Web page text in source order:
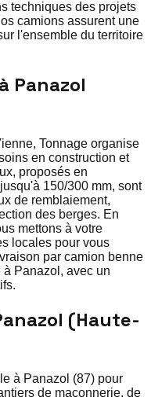
techniques des projets
camions assurent une
l'ensemble du territoire
Panazol
Tonnage organise
en construction et
proposés en
150/300 mm, sont
de remblaiement,
des berges. En
mettons à votre
locales pour vous
par camion benne
à Panazol, avec un
(Haute-
à Panazol (87) pour
de maçonnerie, de